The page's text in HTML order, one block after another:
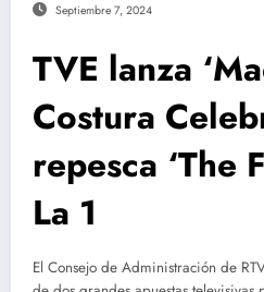
Septiembre 7, 2024
TVE lanza
Costura
repesca ‘The
La 1
El Consejo de Administración de